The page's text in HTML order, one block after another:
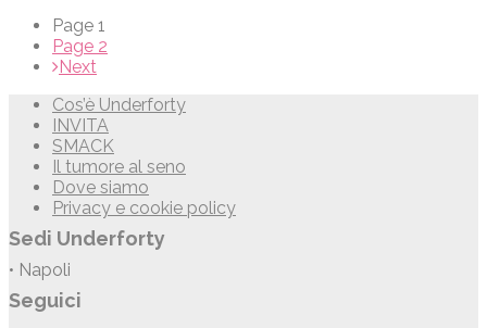
Page 1
Page 2
Next
Cos’è Underforty
INVITA
SMACK
Il tumore al seno
Dove siamo
Privacy e cookie policy
Sedi Underforty
• Napoli
Seguici